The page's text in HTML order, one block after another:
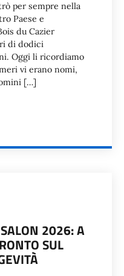
per sempre nella
Paese e
du Cazier
di dodici
Oggi li ricordiamo
vi erano nomi,
[…]
2026: A
SUL